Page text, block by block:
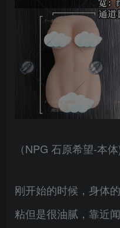
（NPG 石原希望-本
刚开始的时候，身体
粘但是很油腻，靠近